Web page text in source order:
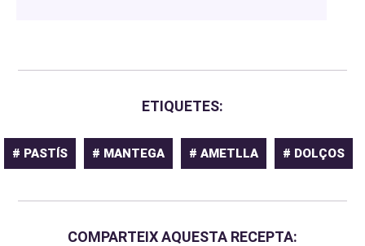
ETIQUETES:
# PASTÍS # MANTEGA # AMETLLA # DOLÇOS
COMPARTEIX AQUESTA RECEPTA: